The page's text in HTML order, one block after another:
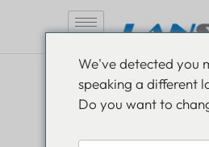
We've detected you
speaking a different
Do you want to